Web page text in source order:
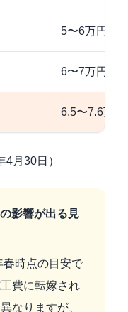
5〜6万円
6〜7万円
6.5〜7.6万円
月30日）
影響が出る見
春時点の目安で
費に転嫁され
なりますが、